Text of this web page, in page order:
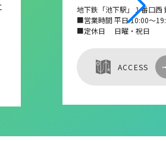
地下鉄「池下駅」１番口西
■営業時間 平日 10:00～
■定休日 日曜・祝日
ACCESS